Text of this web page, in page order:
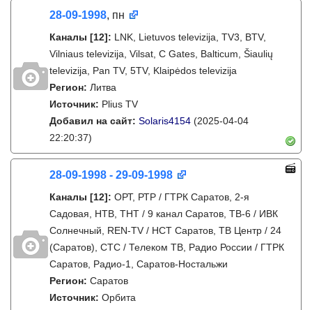
28-09-1998, пн
Каналы [12]: LNK, Lietuvos televizija, TV3, BTV,
Vilniaus televizija, Vilsat, C Gates, Balticum, Šiaulių
televizija, Pan TV, 5TV, Klaipėdos televizija
Регион: Литва
Источник: Plius TV
Добавил на сайт: Solaris4154 (2025-04-04
22:20:37)
28-09-1998 - 29-09-1998
Каналы [12]: ОРТ, РТР / ГТРК Саратов, 2-я
Садовая, НТВ, ТНТ / 9 канал Саратов, ТВ-6 / ИВК
Солнечный, REN-TV / НСТ Саратов, ТВ Центр / 24
(Саратов), СТС / Телеком ТВ, Радио России / ГТРК
Саратов, Радио-1, Саратов-Ностальжи
Регион: Саратов
Источник: Орбита